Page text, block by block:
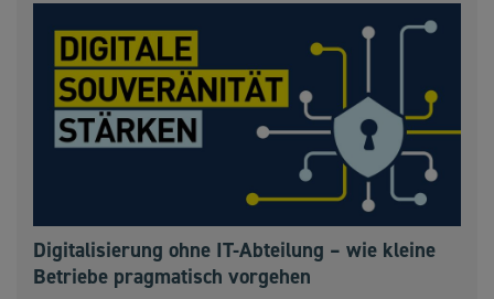
Digitalisierung ohne IT-Abteilung – wie kleine
Betriebe pragmatisch vorgehen